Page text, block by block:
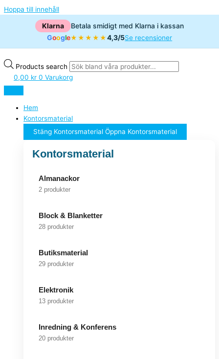
Hoppa till innehåll
Klarna
Betala smidigt med Klarna i kassan
Google★★★★★4,3/5Se recensioner
Products search
0,00 kr 0 Varukorg
Hem
Kontorsmaterial
Stäng Kontorsmaterial Öppna Kontorsmaterial
Kontorsmaterial
Almanackor
2 produkter
Block & Blanketter
28 produkter
Butiksmaterial
29 produkter
Elektronik
13 produkter
Inredning & Konferens
20 produkter